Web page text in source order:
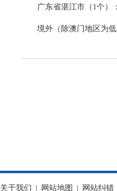
广东省湛江市（1个）
境外（除澳门地区为
关于我们 | 网站地图 | 网站纠错